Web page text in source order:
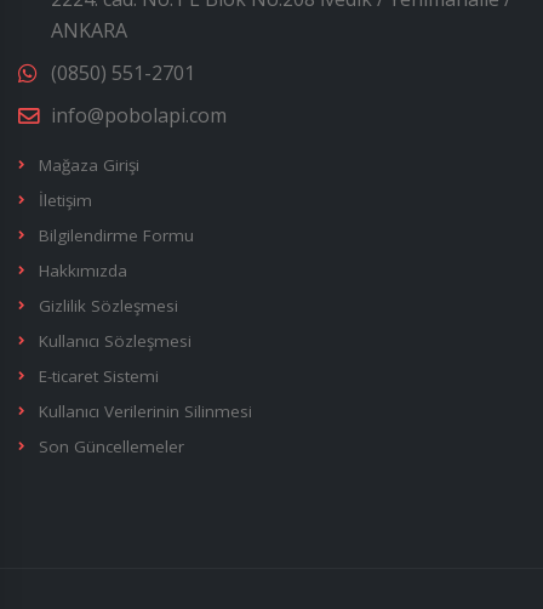
ANKARA
(0850) 551-2701
info@pobolapi.com
Mağaza Girişi
İletişim
Bilgilendirme Formu
Hakkımızda
Gizlilik Sözleşmesi
Kullanıcı Sözleşmesi
E-ticaret Sistemi
Kullanıcı Verilerinin Silinmesi
Son Güncellemeler